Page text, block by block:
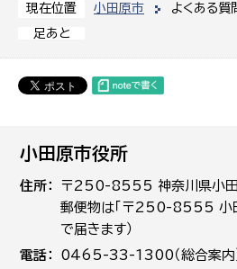
現在位置 小田原市
よくある質
足あと
小田原市役所
住所
〒250-8555 神奈川県小
郵便物は「〒250-8555 小
で届きます）
電話
0465-33-1300（総合案内